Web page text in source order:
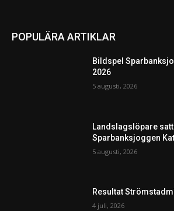
POPULÄRA ARTIKLAR
Bildspel
2026
5 augusti, 2026
Landslagslöpare
Sparbanksjoggen
5 augusti, 2026
Resultat
4 juli, 2026